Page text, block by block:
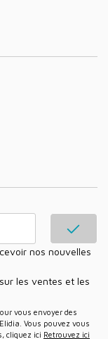
les ventes et les
Vous pouvez vous
cliquez ici Retrouvez ici